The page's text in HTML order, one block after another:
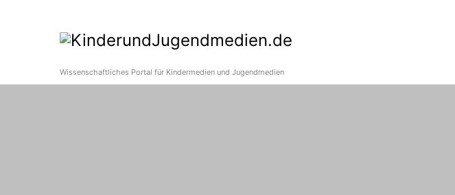
Wissenschaftliches Portal für Kindermedien und Jugendmedien